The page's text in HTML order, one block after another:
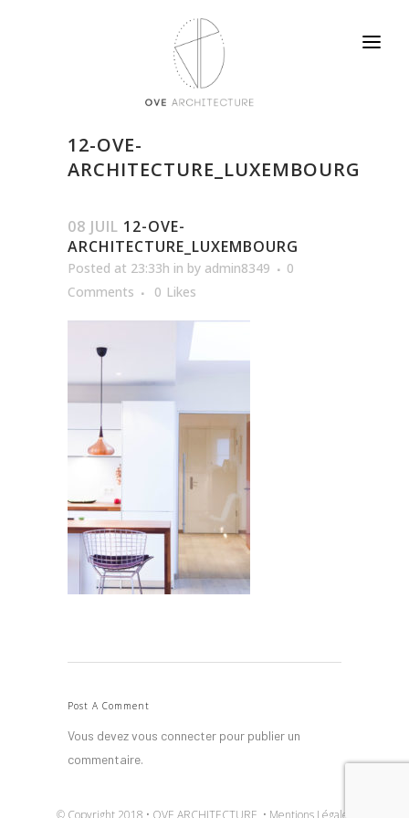
12-OVE-
ARCHITECTURE_LUXEMBOURG
08 JUIL 12-OVE-
ARCHITECTURE_LUXEMBOURG
Posted at 23:33h in by admin8349
0
Comments
0 Likes
Post A Comment
Vous devezvous connecter pour publier un
commentaire.
© Copyright 2018 • OVE ARCHITECTURE • Mentions Légales